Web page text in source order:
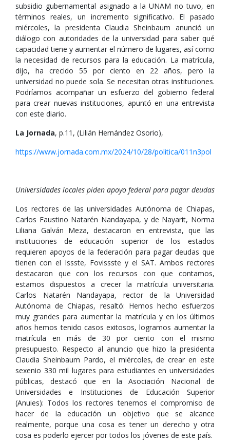
subsidio gubernamental asignado a la UNAM no tuvo, en
términos reales, un incremento significativo. El pasado
miércoles, la presidenta Claudia Sheinbaum anunció un
diálogo con autoridades de la universidad para saber qué
capacidad tiene y aumentar el número de lugares, así como
la necesidad de recursos para la educación. La matrícula,
dijo, ha crecido 55 por ciento en 22 años, pero la
universidad no puede sola. Se necesitan otras instituciones.
Podríamos acompañar un esfuerzo del gobierno federal
para crear nuevas instituciones, apuntó en una entrevista
con este diario.
La Jornada, p.11, (Lilián Hernández Osorio),
https://www.jornada.com.mx/2024/10/28/politica/011n3pol
Universidades locales piden apoyo federal para pagar deudas
Los rectores de las universidades Autónoma de Chiapas,
Carlos Faustino Natarén Nandayapa, y de Nayarit, Norma
Liliana Galván Meza, destacaron en entrevista, que las
instituciones de educación superior de los estados
requieren apoyos de la federación para pagar deudas que
tienen con el Issste, Fovissste y el SAT. Ambos rectores
destacaron que con los recursos con que contamos,
estamos dispuestos a crecer la matrícula universitaria.
Carlos Natarén Nandayapa, rector de la Universidad
Autónoma de Chiapas, resaltó: Hemos hecho esfuerzos
muy grandes para aumentar la matrícula y en los últimos
años hemos tenido casos exitosos, logramos aumentar la
matrícula en más de 30 por ciento con el mismo
presupuesto. Respecto al anuncio que hizo la presidenta
Claudia Sheinbaum Pardo, el miércoles, de crear en este
sexenio 330 mil lugares para estudiantes en universidades
públicas, destacó que en la Asociación Nacional de
Universidades e Instituciones de Educación Superior
(Anuies): Todos los rectores tenemos el compromiso de
hacer de la educación un objetivo que se alcance
realmente, porque una cosa es tener un derecho y otra
cosa es poderlo ejercer por todos los jóvenes de este país.